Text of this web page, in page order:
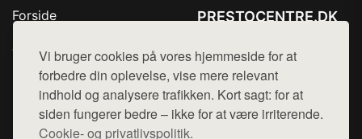
Vi bruger cookies på vores hjemmeside for at
forbedre din oplevelse, vise mere relevant
indhold og analysere trafikken. Kort sagt: for at
siden fungerer bedre – ikke for at være irriterende.
Cookie- og privatlivspolitik.
Forside
Top Rabatter
Kontakt
PRESTOCENTRE.DK
Mail: hej@want.dk
Cookie- og privatlivspolitik